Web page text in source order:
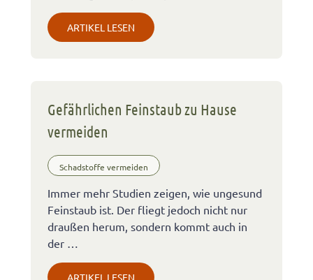
ARTIKEL LESEN
Gefährlichen Feinstaub zu Hause
vermeiden
Schadstoffe vermeiden
Immer mehr Studien zeigen, wie ungesund
Feinstaub ist. Der fliegt jedoch nicht nur
draußen herum, sondern kommt auch in
der …
ARTIKEL LESEN